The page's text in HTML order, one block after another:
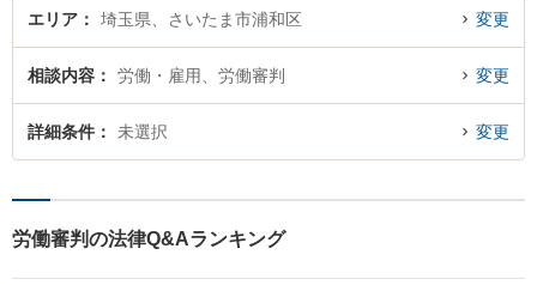
エリア 埼玉県、さいたま市浦和区 変更
相談内容 労働・雇用、労働審判 変更
詳細条件 未選択 変更
労働審判の法律Q&Aランキング